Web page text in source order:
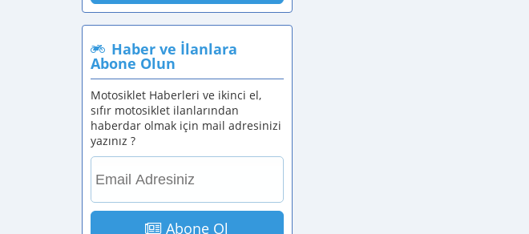
Haber ve İlanlara
Abone Olun
Motosiklet Haberleri ve ikinci el,
sıfır motosiklet ilanlarından
haberdar olmak için mail adresinizi
yazınız ?
Abone Ol